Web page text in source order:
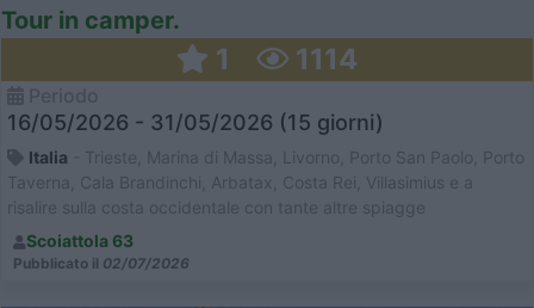
Tour in camper.
1 1114
16/05/2026 - 31/05/2026 (15 giorni)
Italia - Trieste, Marina di Massa, Livorno, Porto San Paolo, Porto
Taverna, Cala Brandinchi, Arbatax, Costa Rei, Villasimius e a
risalire sulla costa occidentale con tante altre spiagge
Scoiattola 63
Pubblicato il 02/07/2026